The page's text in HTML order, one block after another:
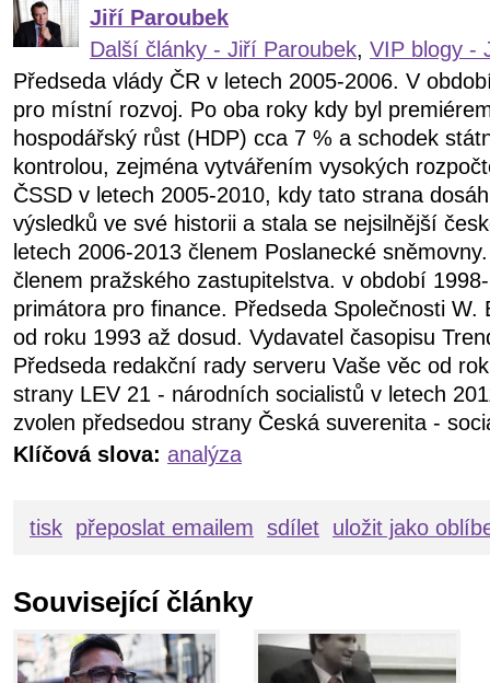
Jiří Paroubek
Další články - Jiří Paroubek, VIP blogy -
Předseda vlády ČR v letech 2005-2006. V
pro místní rozvoj. Po oba roky kdy byl
hospodářský růst (HDP) cca 7 % a schodek
kontrolou, zejména vytvářením vysokých
ČSSD v letech 2005-2010, kdy tato strana
výsledků ve své historii a stala se nejsilnější
letech 2006-2013 členem Poslanecké
členem pražského zastupitelstva. v období
primátora pro finance. Předseda Společnosti W.
od roku 1993 až dosud. Vydavatel časopisu
Předseda redakční rady serveru Vaše věc od
strany LEV 21 - národních socialistů v letech
zvolen předsedou strany Česká suverenita -
Klíčová slova: analýza
tisk přeposlat emailem sdílet uložit jako
Související články